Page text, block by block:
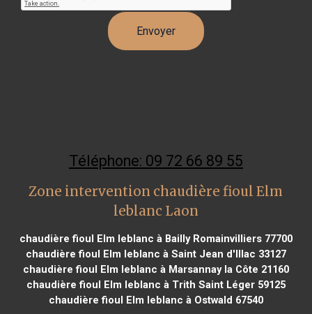
Téléphone: 09 72 66 89 55
Zone intervention chaudière fioul Elm
leblanc Laon
chaudière fioul Elm leblanc à Bailly Romainvilliers 77700
chaudière fioul Elm leblanc à Saint Jean d'Illac 33127
chaudière fioul Elm leblanc à Marsannay la Côte 21160
chaudière fioul Elm leblanc à Trith Saint Léger 59125
chaudière fioul Elm leblanc à Ostwald 67540